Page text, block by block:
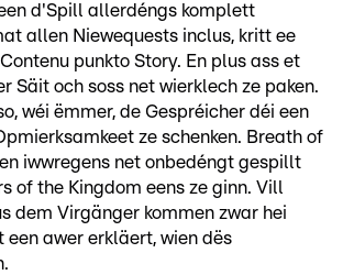
d'Spill allerdéngs komplett
allen Niewequests inclus, kritt ee
punkto Story. En plus ass et
Säit och soss net wierklech ze paken.
wéi ëmmer, de Gespréicher déi een
ze schenken. Breath of
iwwregens net onbedéngt gespillt
of the Kingdom eens ze ginn. Vill
dem Virgänger kommen zwar hei
een awer erkläert, wien dës